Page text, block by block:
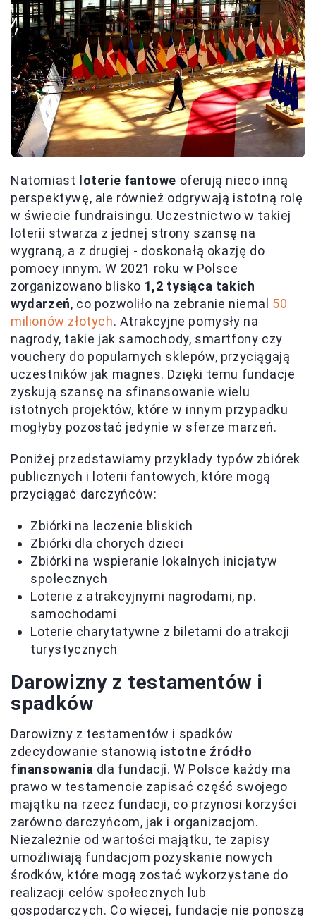
Natomiast loterie fantowe oferują nieco inną
perspektywę, ale również odgrywają istotną rolę
w świecie fundraisingu. Uczestnictwo w takiej
loterii stwarza z jednej strony szansę na
wygraną, a z drugiej - doskonałą okazję do
pomocy innym. W 2021 roku w Polsce
zorganizowano blisko 1,2 tysiąca takich
wydarzeń, co pozwoliło na zebranie niemal 50
milionów złotych. Atrakcyjne pomysły na
nagrody, takie jak samochody, smartfony czy
vouchery do popularnych sklepów, przyciągają
uczestników jak magnes. Dzięki temu fundacje
zyskują szansę na sfinansowanie wielu
istotnych projektów, które w innym przypadku
mogłyby pozostać jedynie w sferze marzeń.
Poniżej przedstawiamy przykłady typów zbiórek
publicznych i loterii fantowych, które mogą
przyciągać darczyńców:
Zbiórki na leczenie bliskich
Zbiórki dla chorych dzieci
Zbiórki na wspieranie lokalnych inicjatyw
społecznych
Loterie z atrakcyjnymi nagrodami, np.
samochodami
Loterie charytatywne z biletami do atrakcji
turystycznych
Darowizny z testamentów i
spadków
Darowizny z testamentów i spadków
zdecydowanie stanowią istotne źródło
finansowania dla fundacji. W Polsce każdy ma
prawo w testamencie zapisać część swojego
majątku na rzecz fundacji, co przynosi korzyści
zarówno darczyńcom, jak i organizacjom.
Niezależnie od wartości majątku, te zapisy
umożliwiają fundacjom pozyskanie nowych
środków, które mogą zostać wykorzystane do
realizacji celów społecznych lub
gospodarczych. Co więcej, fundacje nie ponoszą